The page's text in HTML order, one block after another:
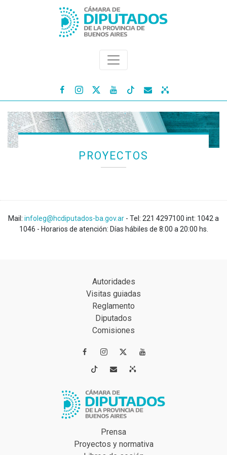
   
PROYECTOS
Mail: infoleg@hcdiputados-ba.gov.ar - Tel: 221 4297100 int: 1042 a
1046 - Horarios de atención: Días hábiles de 8:00 a 20:00 hs.
Autoridades
Visitas guiadas
Reglamento
Diputados
Comisiones
 
 
Prensa
Proyectos y normativa